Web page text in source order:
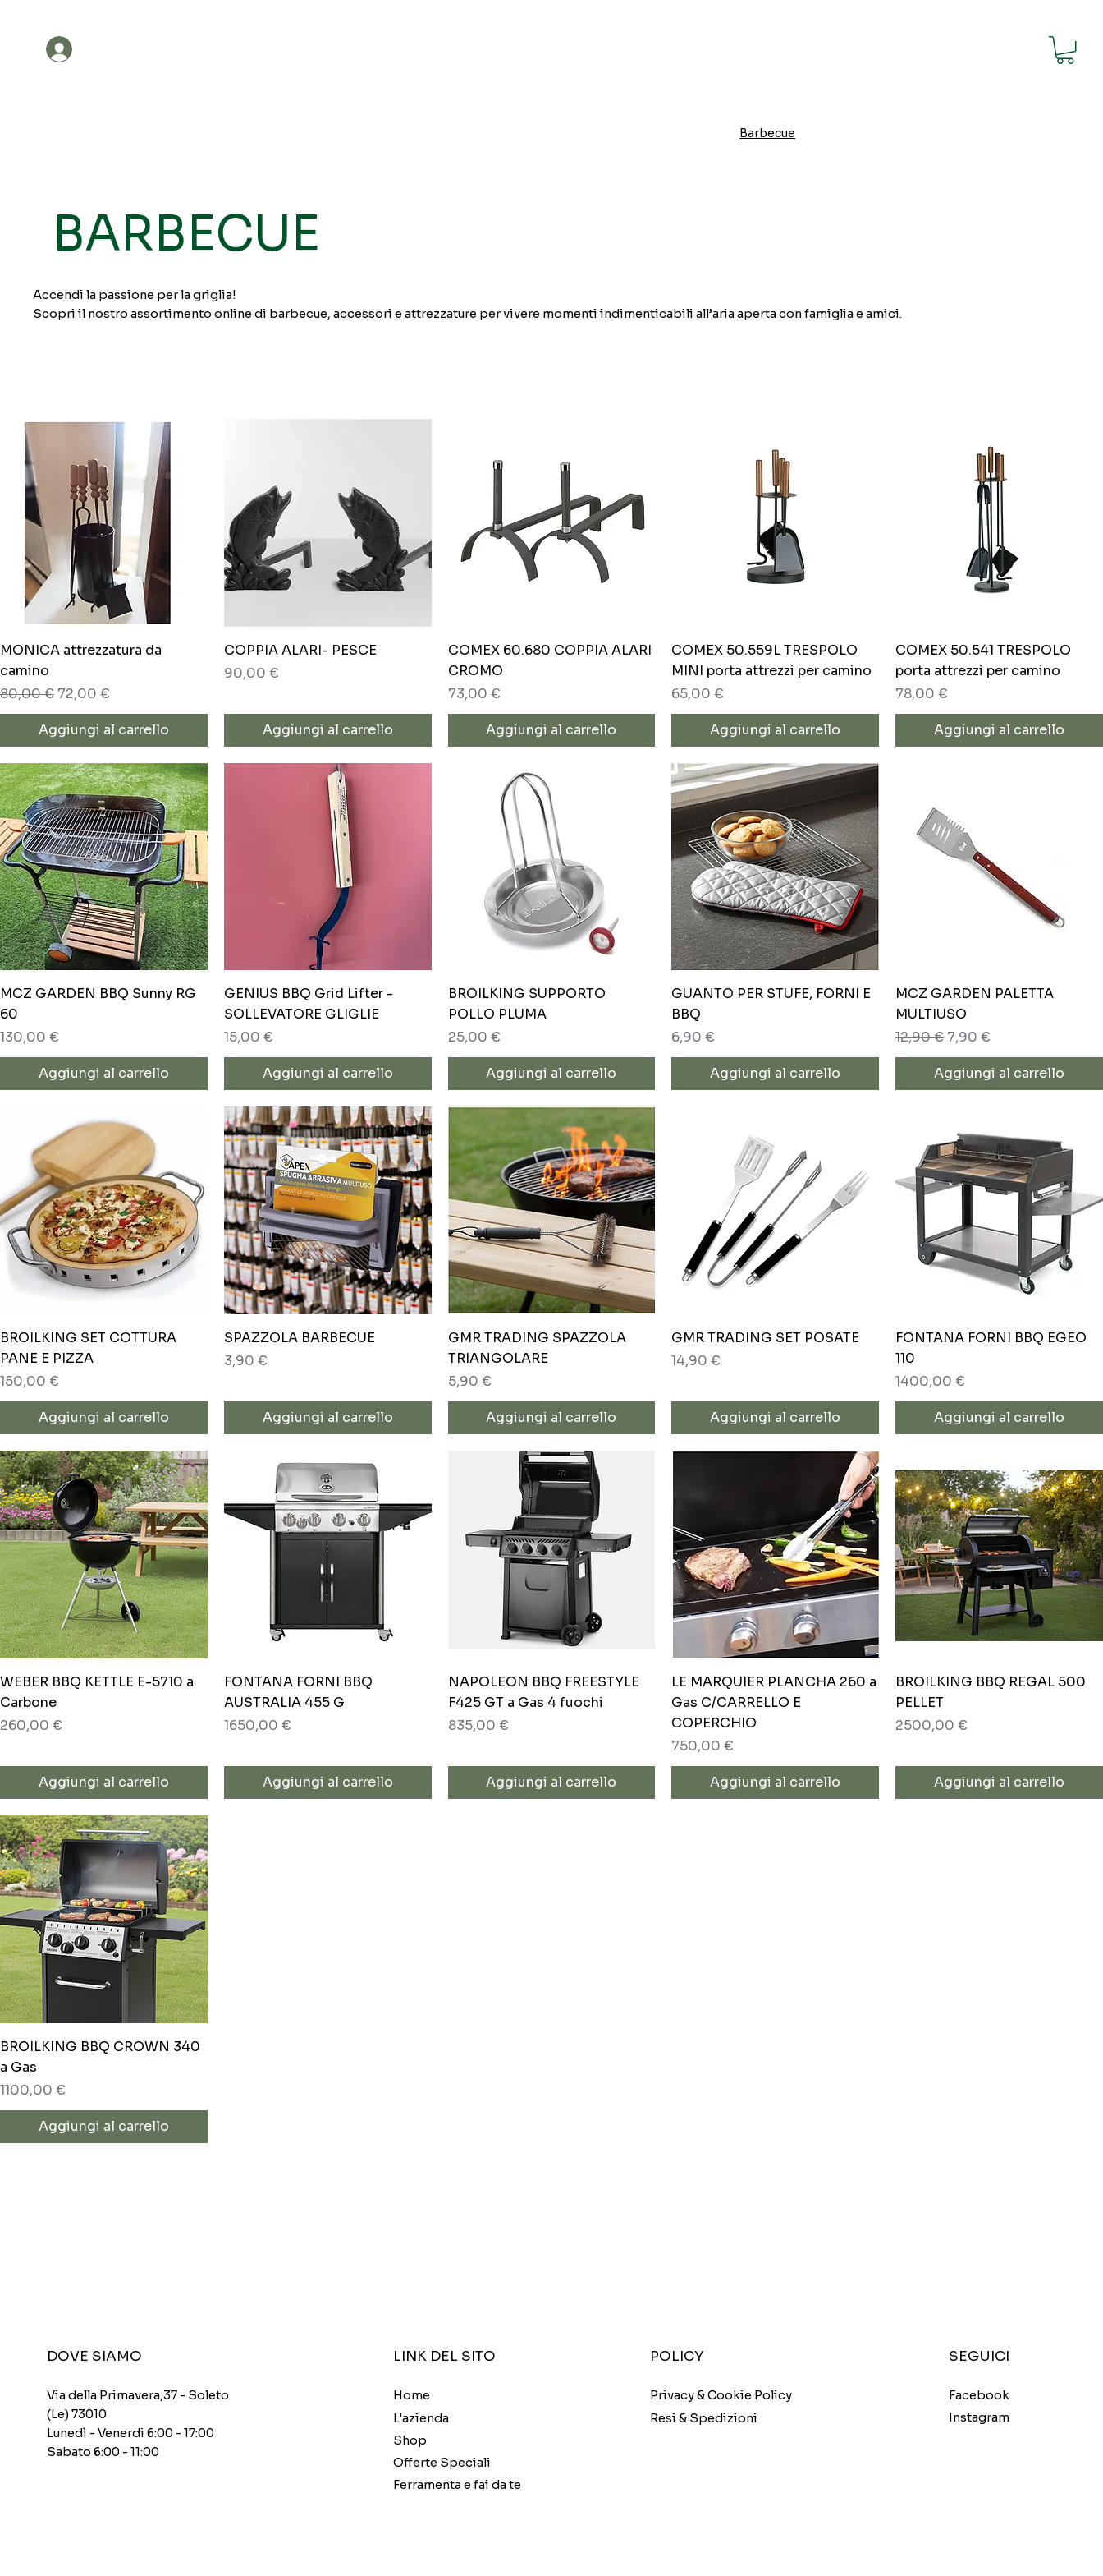
Barbecue
Vista rapida
MONICA attrezzatura da
camino
Prezzo regolare
80,00 € Prezzo scontato
72,00 €
Aggiungi al carrello
Vista rapida
COPPIA ALARI- PESCE
Prezzo
90,00 €
Aggiungi al carrello
Vista rapida
COMEX 60.680 COPPIA ALARI
CROMO
Prezzo
73,00 €
Aggiungi al carrello
Vista rapida
COMEX 50.559L TRESPOLO
MINI porta attrezzi per camino
Prezzo
65,00 €
Aggiungi al carrello
Vista rapida
COMEX 50.541 TRESPOLO
porta attrezzi per camino
Prezzo
78,00 €
Aggiungi al carrello
Vista rapida
MCZ GARDEN BBQ Sunny RG
60
Prezzo
130,00 €
Aggiungi al carrello
Vista rapida
GENIUS BBQ Grid Lifter -
SOLLEVATORE GLIGLIE
Prezzo
15,00 €
Aggiungi al carrello
Vista rapida
BROILKING SUPPORTO
POLLO PLUMA
Prezzo
25,00 €
Aggiungi al carrello
Vista rapida
GUANTO PER STUFE, FORNI E
BBQ
Prezzo
6,90 €
Aggiungi al carrello
Vista rapida
MCZ GARDEN PALETTA
MULTIUSO
Prezzo regolare
12,90 € Prezzo scontato
7,90 €
Aggiungi al carrello
Vista rapida
BROILKING SET COTTURA
PANE E PIZZA
Prezzo
150,00 €
Aggiungi al carrello
Vista rapida
SPAZZOLA BARBECUE
Prezzo
3,90 €
Aggiungi al carrello
Vista rapida
GMR TRADING SPAZZOLA
TRIANGOLARE
Prezzo
5,90 €
Aggiungi al carrello
Vista rapida
GMR TRADING SET POSATE
Prezzo
14,90 €
Aggiungi al carrello
Vista rapida
FONTANA FORNI BBQ EGEO
110
Prezzo
1400,00 €
Aggiungi al carrello
Vista rapida
WEBER BBQ KETTLE E-5710 a
Carbone
Prezzo
260,00 €
Aggiungi al carrello
Vista rapida
FONTANA FORNI BBQ
AUSTRALIA 455 G
Prezzo
1650,00 €
Aggiungi al carrello
Vista rapida
NAPOLEON BBQ FREESTYLE
F425 GT a Gas 4 fuochi
Prezzo
835,00 €
Aggiungi al carrello
Vista rapida
LE MARQUIER PLANCHA 260 a
Gas C/CARRELLO E
COPERCHIO
Prezzo
750,00 €
Aggiungi al carrello
Vista rapida
BROILKING BBQ REGAL 500
PELLET
Prezzo
2500,00 €
Aggiungi al carrello
Vista rapida
BROILKING BBQ CROWN 340
a Gas
Prezzo
1100,00 €
Aggiungi al carrello
BARBECUE
Accendi la passione per la griglia!
Scopri il nostro assortimento online di barbecue, accessori e attrezzature per vivere momenti indimenticabili all’aria aperta con famiglia e amici.
DOVE SIAMO
Via della Primavera,37 - Soleto
(Le) 73010
Lunedì - Venerdi 6:00 - 17:00
Sabato 6:00 - 11:00
LINK DEL SITO
Home
L'azienda
Shop
Offerte Speciali
Ferramenta e fai da te
POLICY
Privacy & Cookie Policy
Resi & Spedizioni
SEGUICI
Facebook
Instagram